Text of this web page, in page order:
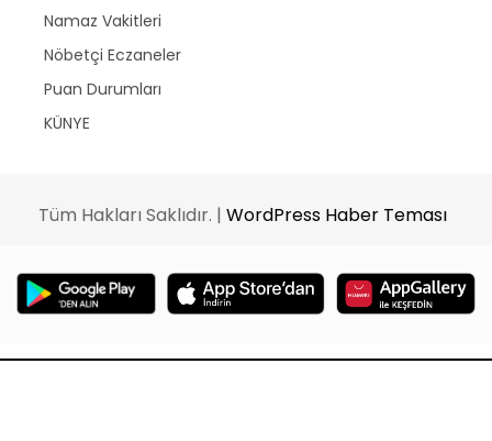
Namaz Vakitleri
Nöbetçi Eczaneler
Puan Durumları
KÜNYE
Tüm Hakları Saklıdır. | WordPress Haber Teması